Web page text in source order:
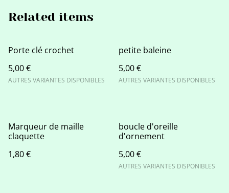
Related items
Porte clé crochet
5,00 €
AUTRES VARIANTES DISPONIBLES
petite baleine
5,00 €
AUTRES VARIANTES DISPONIBLES
Marqueur de maille
claquette
1,80 €
boucle d'oreille
d'ornement
5,00 €
AUTRES VARIANTES DISPONIBLES